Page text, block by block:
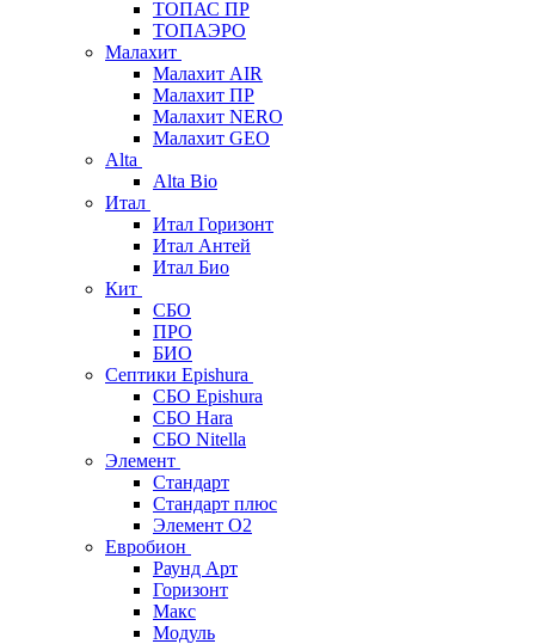
ТОПАС ПР
ТОПАЭРО
Малахит
Малахит AIR
Малахит ПР
Малахит NERO
Малахит GEO
Alta
Alta Bio
Итал
Итал Горизонт
Итал Антей
Итал Био
Кит
СБО
ПРО
БИО
Септики Epishura
СБО Epishura
СБО Hara
СБО Nitella
Элемент
Стандарт
Стандарт плюс
Элемент О2
Евробион
Раунд Арт
Горизонт
Макс
Модуль